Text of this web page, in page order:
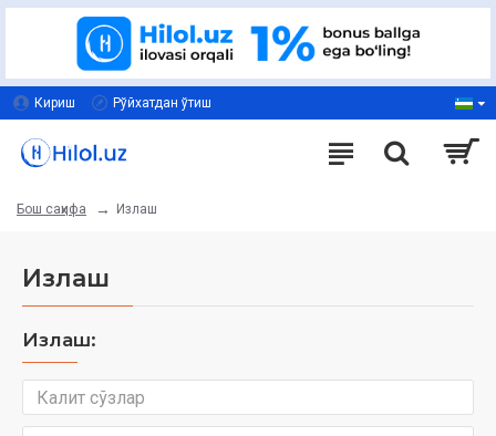
Кириш Рўйхатдан ўтиш
Бош саҳифа Излаш
Излаш
Излаш: